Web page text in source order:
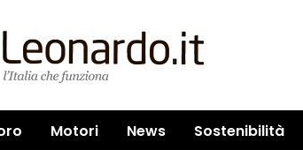
Motori News Sostenibilità